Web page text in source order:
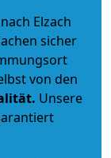
Elzach
sicher
von den
. Unsere